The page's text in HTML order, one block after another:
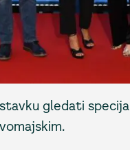
gledati